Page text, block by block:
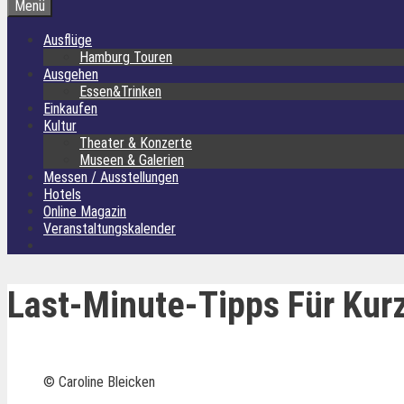
Menü
Ausflüge
Hamburg Touren
Ausgehen
Essen&Trinken
Einkaufen
Kultur
Theater & Konzerte
Museen & Galerien
Messen / Ausstellungen
Hotels
Online Magazin
Veranstaltungskalender
Last-Minute-Tipps Für
© Caroline Bleicken